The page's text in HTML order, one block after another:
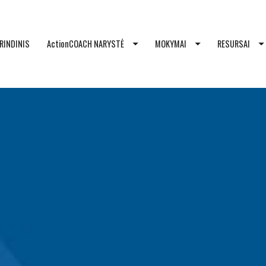
ActionCOACH NARYSTĖ MOKYMAI RESURSAI